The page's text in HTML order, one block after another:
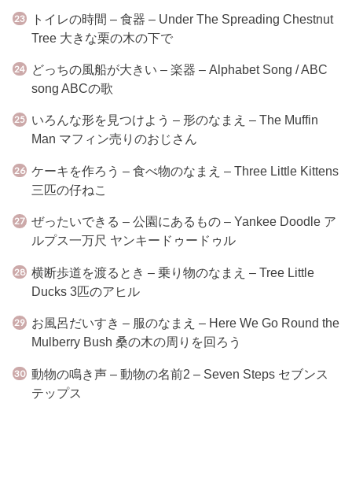
トイレの時間 – 食器 – Under The Spreading Chestnut
Tree 大きな栗の木の下で
どっちの風船が大きい – 楽器 – Alphabet Song / ABC
song ABCの歌
いろんな形を見つけよう – 形のなまえ – The Muffin
Man マフィン売りのおじさん
ケーキを作ろう – 食べ物のなまえ – Three Little Kittens
三匹の仔ねこ
ぜったいできる – 公園にあるもの – Yankee Doodle ア
ルプス一万尺 ヤンキードゥードゥル
横断歩道を渡るとき – 乗り物のなまえ – Tree Little
Ducks 3匹のアヒル
お風呂だいすき – 服のなまえ – Here We Go Round the
Mulberry Bush 桑の木の周りを回ろう
動物の鳴き声 – 動物の名前2 – Seven Steps セブンス
テップス